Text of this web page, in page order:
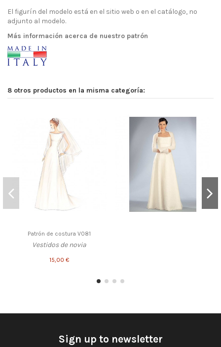
El figurín del modelo está en el sitio web o en el catálogo, no
adjunto al modelo.
Más información acerca de nuestro patrón
8 otros productos en la misma categoría:
Patrón de costura V081
Vestidos de novia
15,00 €
Sign up to newsletter